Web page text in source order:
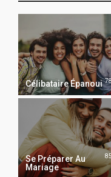
Célibataire Épanoui
Se Préparer Au
Mariage